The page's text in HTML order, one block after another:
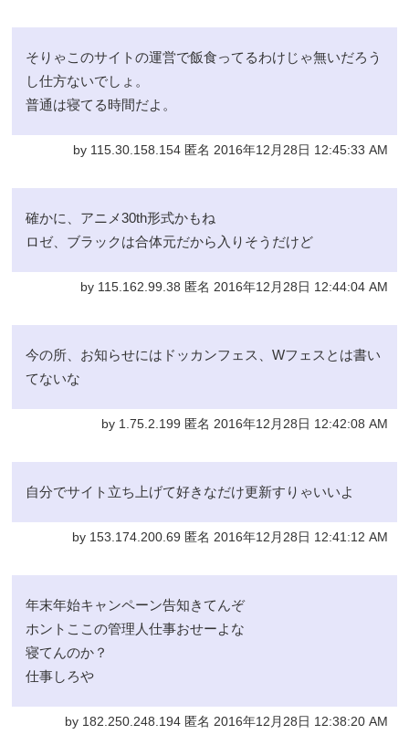
そりゃこのサイトの運営で飯食ってるわけじゃ無いだろう
し仕方ないでしょ。
普通は寝てる時間だよ。
by 115.30.158.154 匿名 2016年12月28日 12:45:33 AM
確かに、アニメ30th形式かもね
ロゼ、ブラックは合体元だから入りそうだけど
by 115.162.99.38 匿名 2016年12月28日 12:44:04 AM
今の所、お知らせにはドッカンフェス、Wフェスとは書い
てないな
by 1.75.2.199 匿名 2016年12月28日 12:42:08 AM
自分でサイト立ち上げて好きなだけ更新すりゃいいよ
by 153.174.200.69 匿名 2016年12月28日 12:41:12 AM
年末年始キャンペーン告知きてんぞ
ホントここの管理人仕事おせーよな
寝てんのか？
仕事しろや
by 182.250.248.194 匿名 2016年12月28日 12:38:20 AM